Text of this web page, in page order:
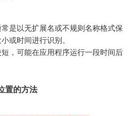
是以无扩展名或不规则名称格式保
或时间进行识别。
，可能在应用程序运行一段时间后
置的方法